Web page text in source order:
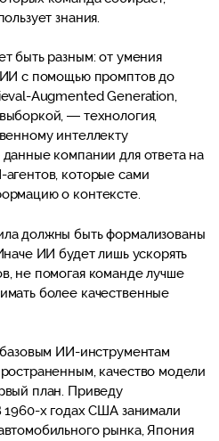
знания.
быть разным: от умения
ИИ с помощью промптов до
Augmented Generation,
— технология,
интеллекту
компании для ответа на
которые сами
о контексте.
должны быть формализованы
ИИ будет лишь ускорять
не помогая команде лучше
более качественные
ИИ-инструментам
качество модели
план. Приведу
1960-х годах США занимали
рынка, Япония